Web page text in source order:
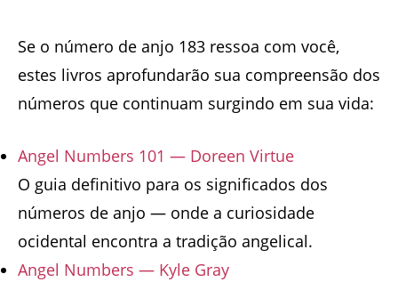
Se o número de anjo 183 ressoa com você,
estes livros aprofundarão sua compreensão dos
números que continuam surgindo em sua vida:
Angel Numbers 101 — Doreen Virtue
O guia definitivo para os significados dos
números de anjo — onde a curiosidade
ocidental encontra a tradição angelical.
Angel Numbers — Kyle Gray